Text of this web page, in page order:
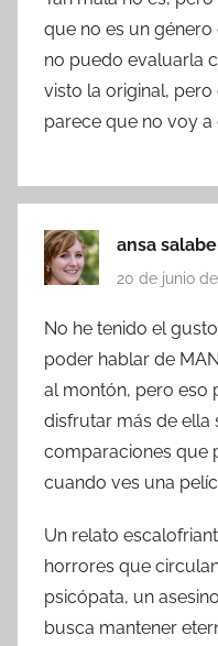
que no es un género
no puedo evaluarla
visto la original,
parece que no voy
ansa
20 de junio
No he tenido el
poder hablar de
al montón, pero eso
disfrutar más de ella
comparaciones que
cuando ves una
Un relato
horrores que
psicópata, un
busca mantener